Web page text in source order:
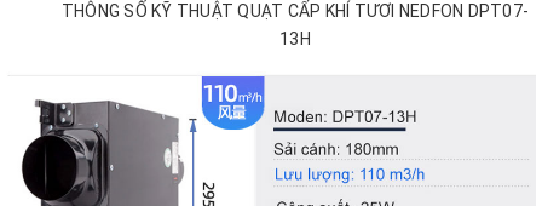
THÔNG SỐ KỸ THUẬT QUẠT CẤP KHÍ TƯƠI NEDFON DPT07-
13H